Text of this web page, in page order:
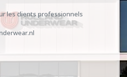
les clients professionnels